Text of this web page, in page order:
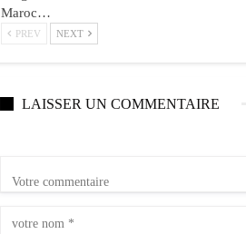
Maroc…
PREV NEXT
LAISSER UN COMMENTAIRE